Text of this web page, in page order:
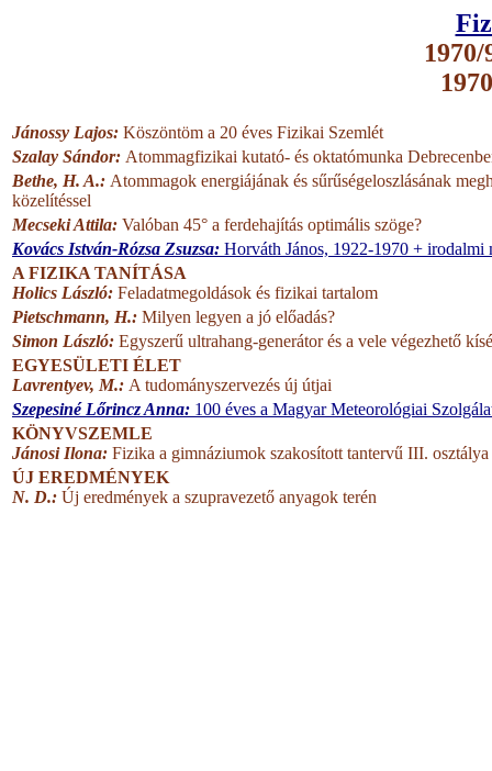
1970/
Jánossy Lajos: Köszöntöm a 20 éves Fizikai Szemlét
Szalay Sándor: Atommagfizikai kutató- és oktatómunka
Bethe, H. A.: Atommagok energiájának és sűrűségeloszlásának
közelítéssel
Mecseki Attila: Valóban 45° a ferdehajítás optimális szöge?
Kovács István-Rózsa Zsuzsa: Horváth János, 1922-1970 + irodalmi
A FIZIKA TANÍTÁSA
Holics László: Feladatmegoldások és fizikai tartalom
Pietschmann, H.: Milyen legyen a jó előadás?
Simon László: Egyszerű ultrahang-generátor és a vele végezhető
EGYESÜLETI ÉLET
Lavrentyev, M.: A tudományszervezés új útjai
Szepesiné Lőrincz Anna: 100 éves a Magyar Meteorológiai
KÖNYVSZEMLE
Jánosi Ilona: Fizika a gimnáziumok szakosított tantervű III. osztálya
ÚJ EREDMÉNYEK
N. D.: Új eredmények a szupravezető anyagok terén